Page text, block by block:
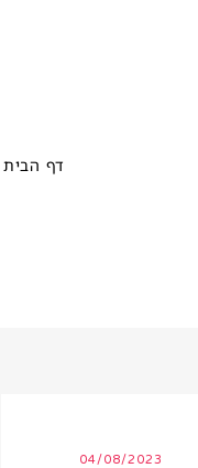
דף הבית
04/08/2023